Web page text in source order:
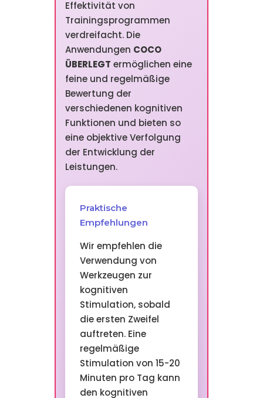
Effektivität von
Trainingsprogrammen
verdreifacht. Die
Anwendungen COCO
ÜBERLEGT ermöglichen eine
feine und regelmäßige
Bewertung der
verschiedenen kognitiven
Funktionen und bieten so
eine objektive Verfolgung
der Entwicklung der
Leistungen.
Praktische
Empfehlungen
Wir empfehlen die
Verwendung von
Werkzeugen zur
kognitiven
Stimulation, sobald
die ersten Zweifel
auftreten. Eine
regelmäßige
Stimulation von 15-20
Minuten pro Tag kann
den kognitiven